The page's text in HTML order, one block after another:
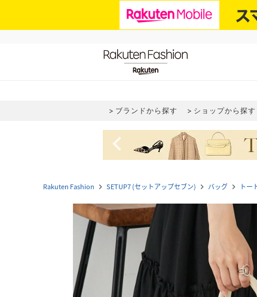
ブランドから探す ショップから探す
navigate_before
Rakuten Fashion navigate_next SETUP7 (セットアップセブン) navigate_next バッグ navigate_next トー